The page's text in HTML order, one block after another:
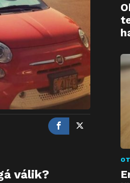
válik?